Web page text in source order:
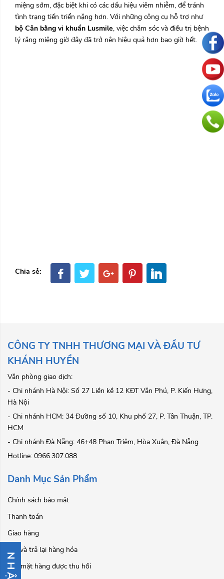
miệng sớm, đặc biệt khi có các dấu hiệu viêm nhiễm, để tránh
tình trạng tiến triển nặng hơn. Với những công cụ hỗ trợ như
bộ Cân bằng vi khuẩn Lusmile, việc chăm sóc và điều trị bệnh
lý răng miệng giờ đây đã trở nên hiệu quả hơn bao giờ hết.
Chia sẻ:
CÔNG TY TNHH THƯƠNG MẠI VÀ ĐẦU TƯ
KHÁNH HUYỀN
Văn phòng giao dịch:
- Chi nhánh Hà Nội: Số 27 Liền kề 12 KĐT Văn Phú, P. Kiến Hưng,
Hà Nội
- Chi nhánh HCM: 34 Đường số 10, Khu phố 27, P. Tân Thuận, TP.
HCM
- Chi nhánh Đà Nẵng: 46+48 Phan Triêm, Hòa Xuân, Đà Nẵng
Hotline: 0966.307.088
Danh Mục Sản Phẩm
Chính sách bảo mật
Thanh toán
Giao hàng
Đổi và trả lại hàng hóa
Các mặt hàng được thu hồi